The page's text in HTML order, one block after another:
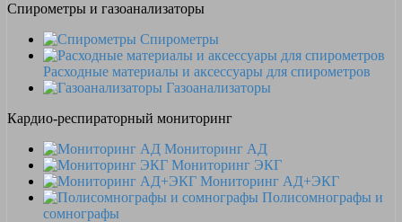
Спирометры и газоанализаторы
Спирометры
Расходные материалы и аксессуары для спирометров
Газоанализаторы
Кардио-респираторный мониторинг
Мониторинг АД
Мониторинг ЭКГ
Мониторинг АД+ЭКГ
Полисомнографы и
сомнографы